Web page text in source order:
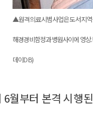
▲원격의료 시범사업은 도서 지역
해경경비함정과 병원사이에 영
데이DB)
월부터 본격 시행